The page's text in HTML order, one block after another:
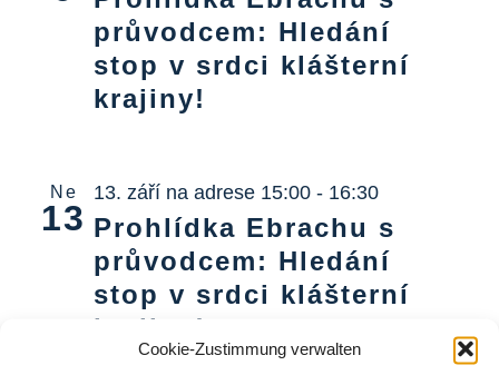
Cookie-Zustimmung verwalten
průvodcem: Hledání
stop v srdci klášterní
krajiny!
Ne
13
13. září na adrese 15:00 - 16:30
Prohlídka Ebrachu s
průvodcem: Hledání
stop v srdci klášterní
krajiny!